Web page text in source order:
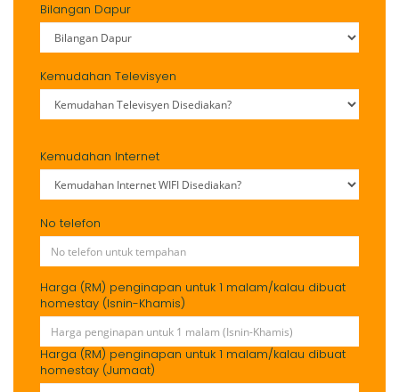
Bilangan Dapur
Kemudahan Televisyen
Kemudahan Internet
No telefon
Harga (RM) penginapan untuk 1 malam/kalau dibuat
homestay (Isnin-Khamis)
Harga (RM) penginapan untuk 1 malam/kalau dibuat
homestay (Jumaat)